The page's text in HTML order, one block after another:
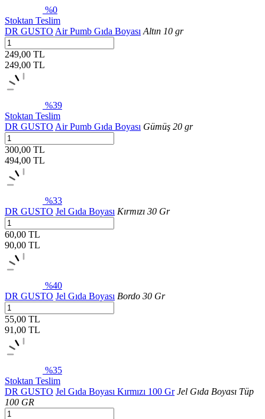
%0
Stoktan Teslim
DR GUSTO Air Pumb Gıda Boyası Altın 10 gr
249,00 TL
249,00 TL
%39
Stoktan Teslim
DR GUSTO Air Pumb Gıda Boyası Gümüş 20 gr
300,00 TL
494,00 TL
%33
DR GUSTO Jel Gıda Boyası Kırmızı 30 Gr
60,00 TL
90,00 TL
%40
DR GUSTO Jel Gıda Boyası Bordo 30 Gr
55,00 TL
91,00 TL
%35
Stoktan Teslim
DR GUSTO Jel Gıda Boyası Kırmızı 100 Gr Jel Gıda Boyası Tüp
100 GR